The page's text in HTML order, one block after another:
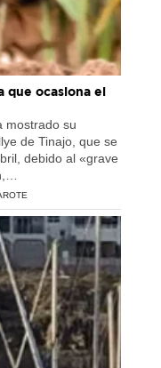
que ocasiona el
mostrado su
de Tinajo, que se
debido al «grave